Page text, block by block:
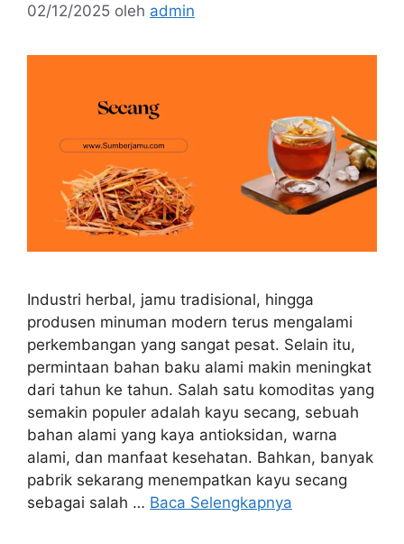
02/12/2025 oleh admin
Industri herbal, jamu tradisional, hingga
produsen minuman modern terus mengalami
perkembangan yang sangat pesat. Selain itu,
permintaan bahan baku alami makin meningkat
dari tahun ke tahun. Salah satu komoditas yang
semakin populer adalah kayu secang, sebuah
bahan alami yang kaya antioksidan, warna
alami, dan manfaat kesehatan. Bahkan, banyak
pabrik sekarang menempatkan kayu secang
sebagai salah … Baca Selengkapnya